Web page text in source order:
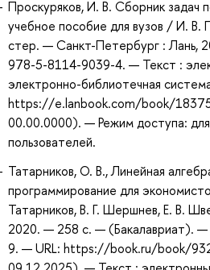
Проскуряков, И. В. Сборник задач
учебное пособие для вузов / И. В.
стер. — Санкт-Петербург : Лань,
978-5-8114-9039-4. — Текст :
электронно-библиотечная
https://e.lanbook.com/book/
00.00.0000). — Режим доступа:
пользователей.
Татарников, О. В., Линейная
программирование для
Татарников, В. Г. Шершнев, Е. В.
2020. — 258 с. — (Бакалавриат).
9. — URL: https://book.ru/book/